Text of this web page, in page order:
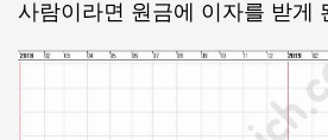
사람이라면 원금에 이자를 받게